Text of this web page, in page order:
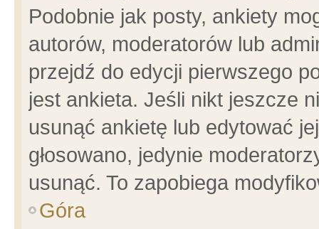
Podobnie jak posty, ankiety
autorów, moderatorów lub
przejdź do edycji pierwszego
jest ankieta. Jeśli nikt jeszcze
usunąć ankietę lub edytować
głosowano, jedynie
usunąć. To zapobiega
Góra